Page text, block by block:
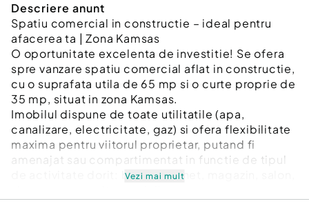
Descriere anunt
Spatiu comercial in constructie – ideal pentru
afacerea ta | Zona Kamsas
O oportunitate excelenta de investitie! Se ofera
spre vanzare spatiu comercial aflat in constructie,
cu o suprafata utila de 65 mp si o curte proprie de
35 mp, situat in zona Kamsas.
Imobilul dispune de toate utilitatile (apa,
canalizare, electricitate, gaz) si ofera flexibilitate
maxima pentru viitorul proprietar, putand fi
amenajat sau compartimentat in functie de tipul
de activitate dorit: birou, cabinet, magazin, salon,
Vezi mai mult